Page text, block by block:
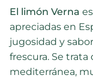
El limón Verna
apreciadas en
jugosidad y
frescura. Se
mediterránea,